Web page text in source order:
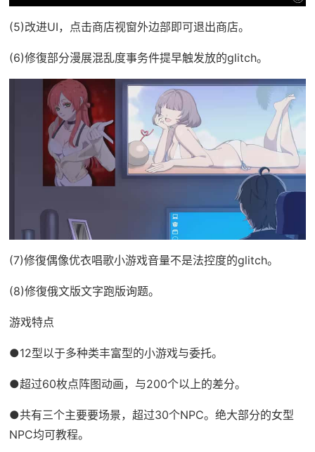
(5)改进UI，点击商店视窗外边部即可退出商店。
(6)修復部分漫展混乱度事务件提早触发放的glitch。
(7)修復偶像优衣唱歌小游戏音量不是法控度的glitch。
(8)修復俄文版文字跑版询题。
游戏特点
●12型以于多种类丰富型的小游戏与委托。
●超过60枚点阵图动画，与200个以上的差分。
●共有三个主要要场景，超过30个NPC。绝大部分的女型
NPC均可教程。